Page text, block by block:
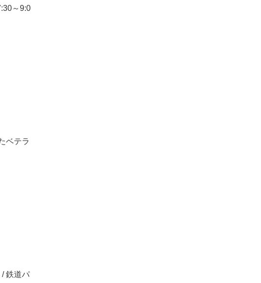
～9:0
ベテラ
/ 鉄道パ